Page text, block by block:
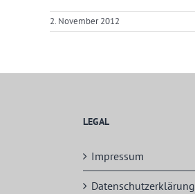
2. November 2012
LEGAL
Impressum
Datenschutzerklärung